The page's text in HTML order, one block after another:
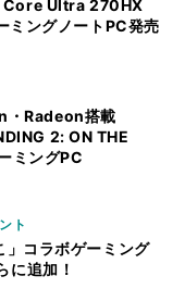
Ultra 270HX
ミングノートPC発売
Radeon搭載
2: ON THE
ミングPC
ト
コラボゲーミング
に追加！